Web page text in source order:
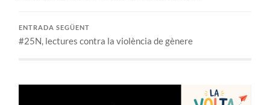
ENTRADA SEGÜENT
#25N, lectures contra la violència de gènere